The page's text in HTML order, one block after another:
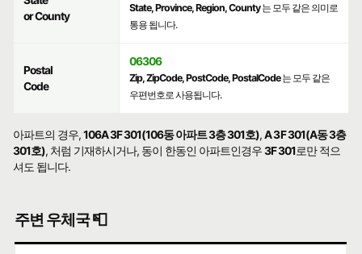
or County
State, Province, Region, County는 모두 같은 의미로
통용 됩니다.
Postal
Code
06306
Zip, ZipCode, PostCode, PostalCode는 모두 같은
우편번호로 사용됩니다.
아파트의 경우,106A 3F 301(106동 아파트 3층 301호),A 3F 301(A동 3층
301호), 처럼 기재하시거나, 동이 한동인 아파트인경우3F 301로만 적으
셔도 됩니다.
주변 우체국 📮